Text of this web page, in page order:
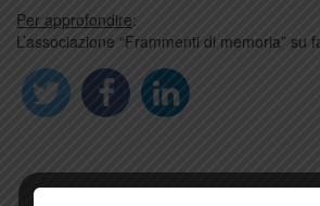
Per approfondire:
L’associazione “Frammenti di memoria” su